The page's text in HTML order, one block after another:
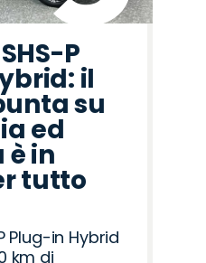
P
il
su
ed
è in
tutto
Plug-in Hybrid
km di